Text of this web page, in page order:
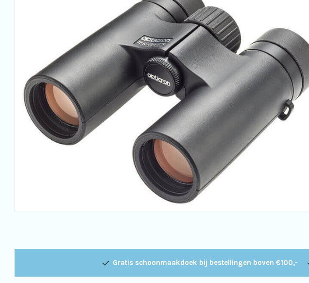
Gratis schoonmaakdoek bij bestellingen boven €100,-